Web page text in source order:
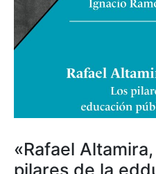
«Rafael